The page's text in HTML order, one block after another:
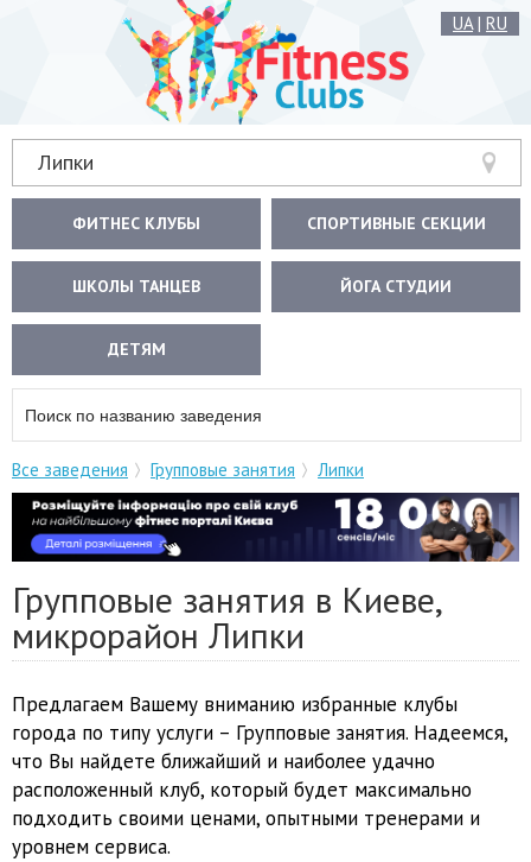
UA| RU
Липки
ФИТНЕС КЛУБЫ СПОРТИВНЫЕ СЕКЦИИ
ШКОЛЫ ТАНЦЕВ ЙОГА СТУДИИ
ДЕТЯМ
Все заведения Групповые занятия Липки
Групповые занятия в Киеве,
микрорайон Липки
Предлагаем Вашему вниманию избранные клубы
города по типу услуги – Групповые занятия. Надеемся,
что Вы найдете ближайший и наиболее удачно
расположенный клуб, который будет максимально
подходить своими ценами, опытными тренерами и
уровнем сервиса.